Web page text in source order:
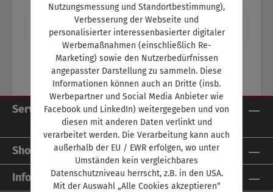
Beschreibung
Service-Hotline
Shop Service
Informationen
Nutzungsmessung und Standortbestimmung),
Verbesserung der Webseite und
personalisierter interessenbasierter digitaler
Werbemaßnahmen (einschließlich Re-
Marketing) sowie den Nutzerbedürfnissen
angepasster Darstellung zu sammeln. Diese
Informationen können auch an Dritte (insb.
Werbepartner und Social Media Anbieter wie
Facebook und LinkedIn) weitergegeben und von
diesen mit anderen Daten verlinkt und
verarbeitet werden. Die Verarbeitung kann auch
außerhalb der EU / EWR erfolgen, wo unter
Umständen kein vergleichbares
Datenschutzniveau herrscht, z.B. in den USA.
Mit der Auswahl „Alle Cookies akzeptieren“